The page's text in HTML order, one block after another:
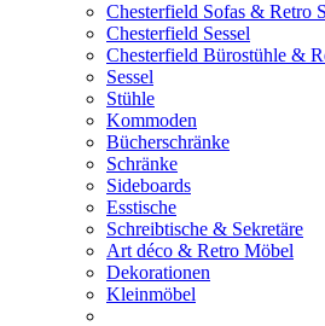
Chesterfield Sofas & Retro
Chesterfield Sessel
Chesterfield Bürostühle &
Sessel
Stühle
Kommoden
Bücherschränke
Schränke
Sideboards
Esstische
Schreibtische & Sekretäre
Art déco & Retro Möbel
Dekorationen
Kleinmöbel